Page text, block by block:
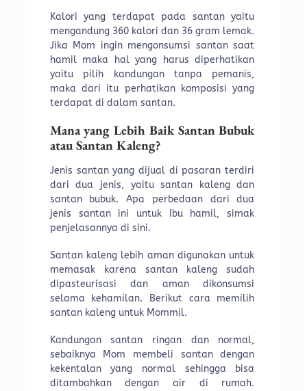
Kalori yang terdapat pada santan yaitu
mengandung 360 kalori dan 36 gram lemak.
Jika Mom ingin mengonsumsi santan saat
hamil maka hal yang harus diperhatikan
yaitu pilih kandungan tanpa pemanis,
maka dari itu perhatikan komposisi yang
terdapat di dalam santan.
Mana yang Lebih Baik Santan Bubuk
atau Santan Kaleng?
Jenis santan yang dijual di pasaran terdiri
dari dua jenis, yaitu santan kaleng dan
santan bubuk. Apa perbedaan dari dua
jenis santan ini untuk Ibu hamil, simak
penjelasannya di sini.
Santan kaleng lebih aman digunakan untuk
memasak karena santan kaleng sudah
dipasteurisasi dan aman dikonsumsi
selama kehamilan. Berikut cara memilih
santan kaleng untuk Mommil.
Kandungan santan ringan dan normal,
sebaiknya Mom membeli santan dengan
kekentalan yang normal sehingga bisa
ditambahkan dengan air di rumah.